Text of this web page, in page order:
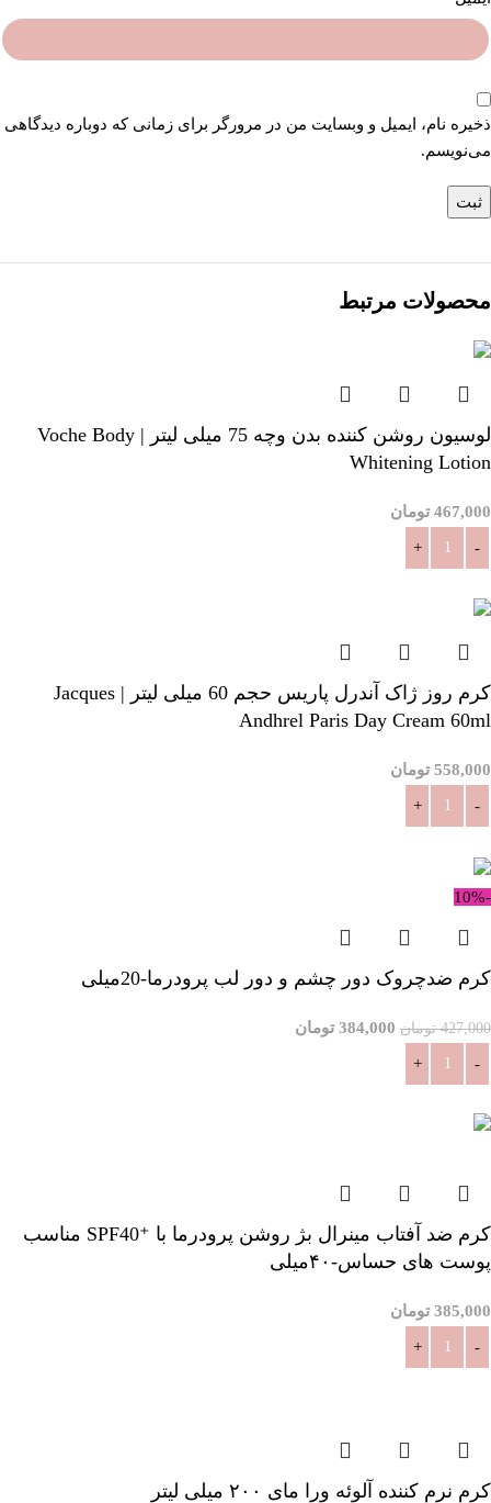
ذخیره نام، ایمیل و وبسایت من در مرورگر برای زمانی که دوباره دیدگاهی
می‌نویسم.
محصولات مرتبط
لوسیون روشن کننده بدن وچه 75 میلی لیتر | Voche Body
Whitening Lotion
467,000 تومان
کرم روز ژاک آندرل پاریس حجم 60 میلی لیتر | Jacques
Andhrel Paris Day Cream 60ml
558,000 تومان
-10%
کرم ضدچروک دور چشم و دور لب پرودرما-20میلی
427,000 تومان 384,000 تومان
کرم ضد آفتاب مینرال بژ روشن پرودرما با ⁺SPF40 مناسب
پوست های حساس-۴۰میلی
385,000 تومان
کرم نرم کننده آلوئه ورا مای ۲۰۰ میلی لیتر